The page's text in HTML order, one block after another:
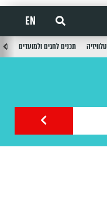
EN
טלוויזיה תכנים לחגים ולמועדים